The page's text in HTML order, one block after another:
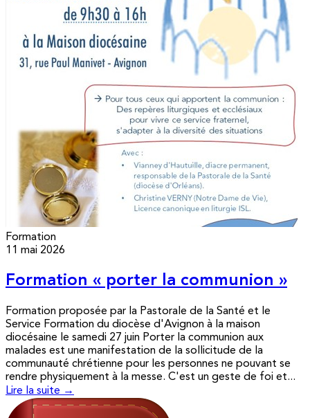
Formation
11 mai 2026
Formation « porter la communion »
Formation proposée par la Pastorale de la Santé et le
Service Formation du diocèse d'Avignon à la maison
diocésaine le samedi 27 juin Porter la communion aux
malades est une manifestation de la sollicitude de la
communauté chrétienne pour les personnes ne pouvant se
rendre physiquement à la messe. C'est un geste de foi et...
Lire la suite →